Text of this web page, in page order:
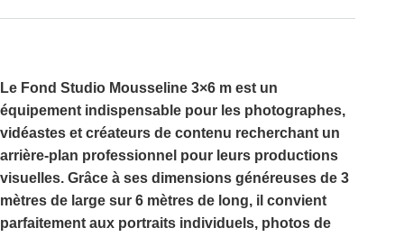
Le Fond Studio Mousseline 3×6 m est un
équipement indispensable pour les photographes,
vidéastes et créateurs de contenu recherchant un
arrière-plan professionnel pour leurs productions
visuelles. Grâce à ses dimensions généreuses de 3
mètres de large sur 6 mètres de long, il convient
parfaitement aux portraits individuels, photos de